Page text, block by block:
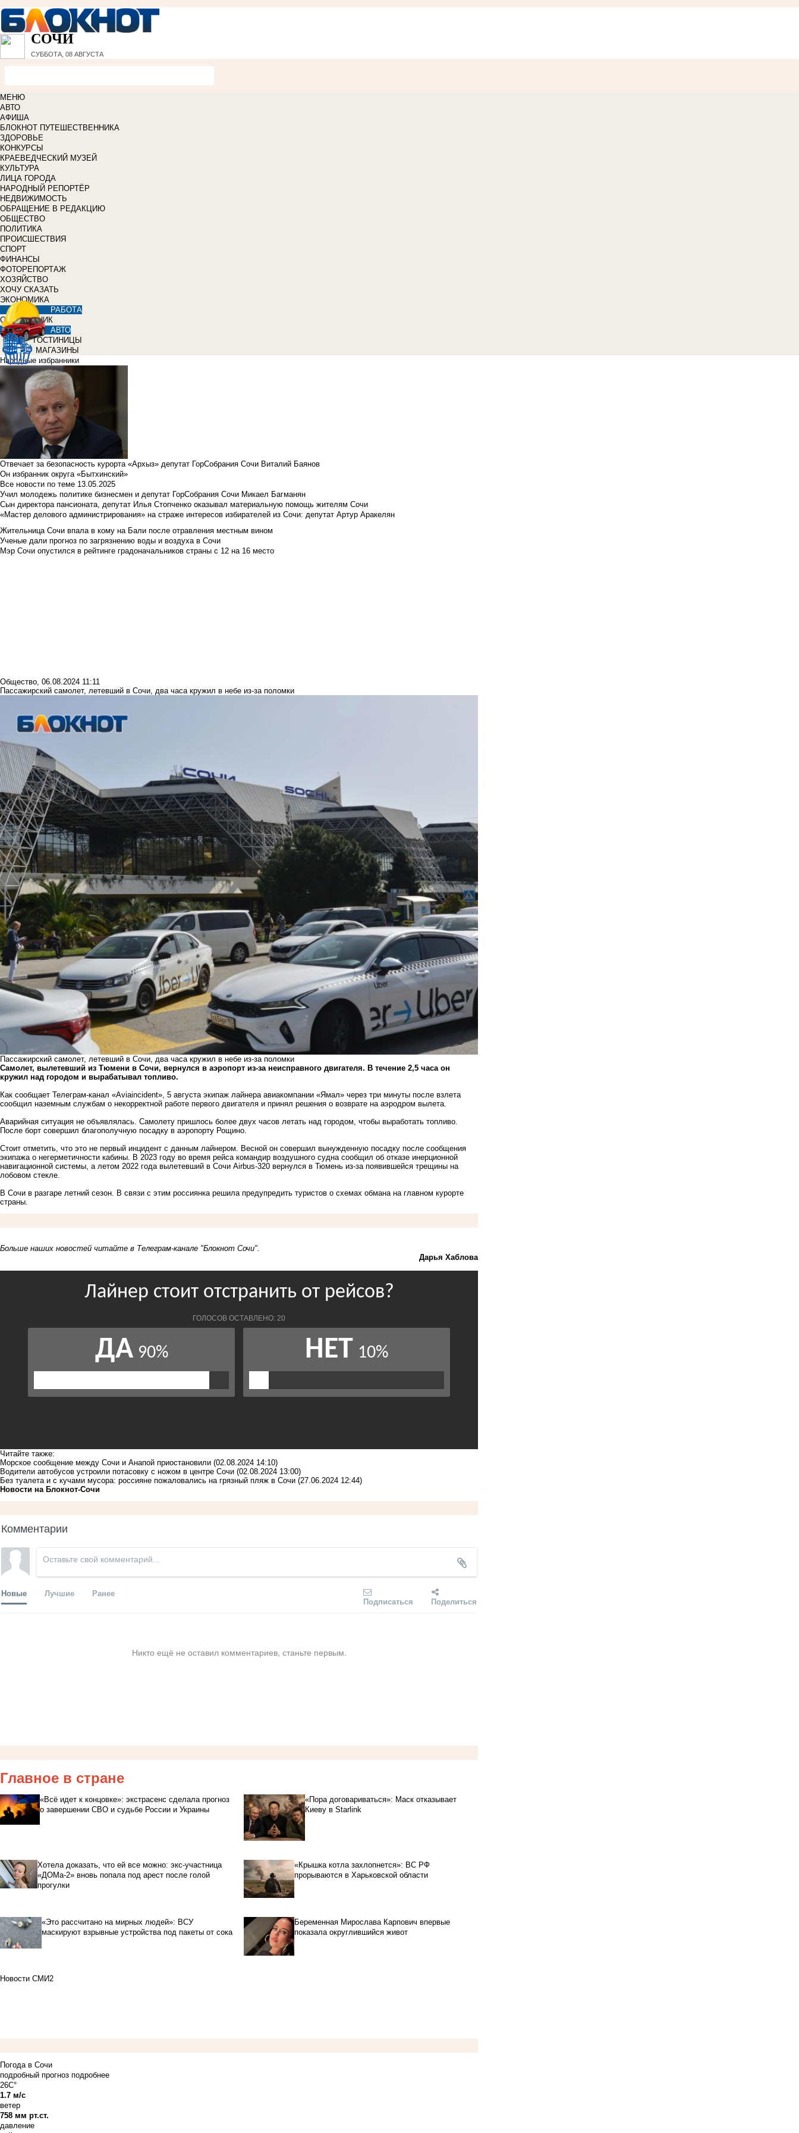
СОЧИ
СУББОТА, 08 АВГУСТА
МЕНЮ
АВТО
АФИША
БЛОКНОТ ПУТЕШЕСТВЕННИКА
ЗДОРОВЬЕ
КОНКУРСЫ
КРАЕВЕДЧЕСКИЙ МУЗЕЙ
КУЛЬТУРА
ЛИЦА ГОРОДА
НАРОДНЫЙ РЕПОРТЁР
НЕДВИЖИМОСТЬ
ОБРАЩЕНИЕ В РЕДАКЦИЮ
ОБЩЕСТВО
ПОЛИТИКА
ПРОИСШЕСТВИЯ
СПОРТ
ФИНАНСЫ
ФОТОРЕПОРТАЖ
ХОЗЯЙСТВО
ХОЧУ СКАЗАТЬ
ЭКОНОМИКА
РАБОТА
СПРАВОЧНИК
АВТО
ГОСТИНИЦЫ
МАГАЗИНЫ
Народные избранники
Отвечает за безопасность курорта «Архыз» депутат ГорСобрания Сочи Виталий Баянов
Он избранник округа «Бытхинский»
Все новости по теме 13.05.2025
Учил молодежь политике бизнесмен и депутат ГорСобрания Сочи Микаел Багманян
Сын директора пансионата, депутат Илья Стопченко оказывал материальную помощь жителям Сочи
«Мастер делового администрирования» на страже интересов избирателей из Сочи: депутат Артур Аракелян
Жительница Сочи впала в кому на Бали после отравления местным вином
Ученые дали прогноз по загрязнению воды и воздуха в Сочи
Мэр Сочи опустился в рейтинге градоначальников страны с 12 на 16 место
Общество, 06.08.2024 11:11
Пассажирский самолет, летевший в Сочи, два часа кружил в небе из-за поломки
Пассажирский самолет, летевший в Сочи, два часа кружил в небе из-за поломки
Самолет, вылетевший из Тюмени в Сочи, вернулся в аэропорт из-за неисправного двигателя. В течение 2,5 часа он
кружил над городом и вырабатывал топливо.
Как сообщает Телеграм-канал «Aviaincident», 5 августа экипаж лайнера авиакомпании «Ямал» через три минуты после взлета
сообщил наземным службам о некорректной работе первого двигателя и принял решения о возврате на аэродром вылета.
Аварийная ситуация не объявлялась. Самолету пришлось более двух часов летать над городом, чтобы выработать топливо.
После борт совершил благополучную посадку в аэропорту Рощино.
Стоит отметить, что это не первый инцидент с данным лайнером. Весной он совершил вынужденную посадку после сообщения
экипажа о негерметичности кабины. В 2023 году во время рейса командир воздушного судна сообщил об отказе инерционной
навигационной системы, а летом 2022 года вылетевший в Сочи Airbus-320 вернулся в Тюмень из-за появившейся трещины на
лобовом стекле.
В Сочи в разгаре летний сезон. В связи с этим россиянка решила предупредить туристов о схемах обмана на главном курорте
страны.
Больше наших новостей читайте в Телеграм-канале "Блокнот Сочи"
Дарья Хаблова
Читайте также:
Морское сообщение между Сочи и Анапой приостановили (02.08.2024 14:10)
Водители автобусов устроили потасовку с ножом в центре Сочи (02.08.2024 13:00)
Без туалета и с кучами мусора: россияне пожаловались на грязный пляж в Сочи (27.06.2024 12:44)
Новости на Блoкнoт-Сочи
Комментарии
Новые Лучшие Ранее
Подписаться Поделиться
Никто ещё не оставил комментариев, станьте первым.
Главное в стране
«Всё идет к концовке»: экстрасенс сделала прогноз
о завершении СВО и судьбе России и Украины
«Пора договариваться»: Маск отказывает
Киеву в Starlink
Хотела доказать, что ей все можно: экс-участница
«ДОМа-2» вновь попала под арест после голой
прогулки
«Крышка котла захлопнется»: ВС РФ
прорываются в Харьковской области
«Это рассчитано на мирных людей»: ВСУ
маскируют взрывные устройства под пакеты от сока
Беременная Мирослава Карпович впервые
показала округлившийся живот
Новости СМИ2
Погода в Сочи
подробный прогноз подробнее
26C°
1.7 м/с
ветер
758 мм рт.ст.
давление